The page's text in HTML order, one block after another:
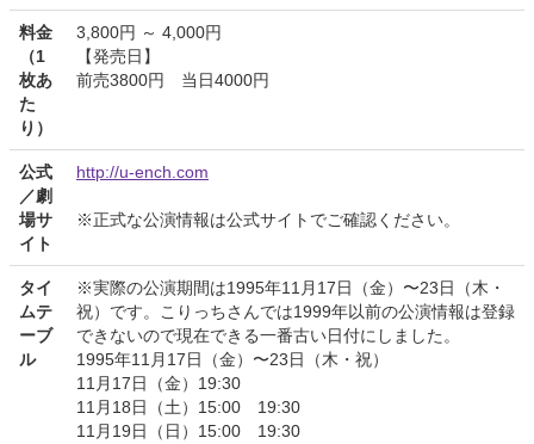
料金
（1
枚あ
た
り）
3,800円 ～ 4,000円
【発売日】
前売3800円 当日4000円
公式
／劇
場サ
イト
http://u-ench.com
※正式な公演情報は公式サイトでご確認ください。
タイ
ムテ
ーブ
ル
※実際の公演期間は1995年11月17日（金）〜23日（木・
祝）です。こりっちさんでは1999年以前の公演情報は登録
できないので現在できる一番古い日付にしました。
1995年11月17日（金）〜23日（木・祝）
11月17日（金）19:30
11月18日（土）15:00 19:30
11月19日（日）15:00 19:30